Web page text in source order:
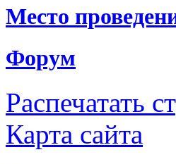
Место
Форум
Распечатать
Карта сайта